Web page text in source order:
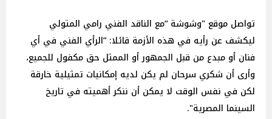
تواصل موقع "وشوشة “مع الناقد الفني رامي المتولي
ليكشف عن رأيه في هذه الأزمة قائلا: ”الرأي الفني في أي
فنان أو مبدع من قبل الجمهور أو الممثل حق مكفول للجميع،
وأرى أن شكري سرحان لم يكن لديه إمكانيات تمثيلية خارقة
لكن في نفس الوقت لا يمكن أن ننكر أهميته في تاريخ
السينما المصرية".